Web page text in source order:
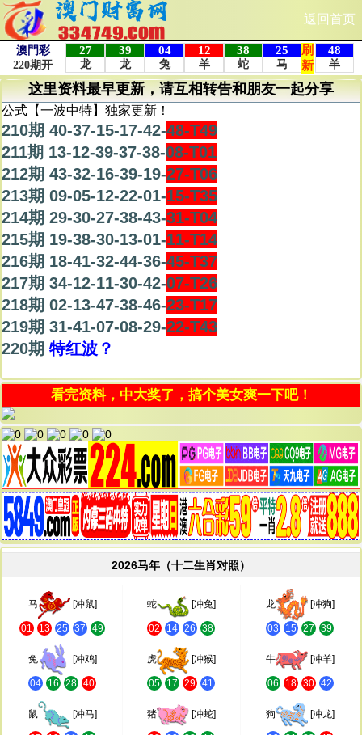
返回首页
这里资料最早更新，请互相转告和朋友一起分享
公式【一波中特】独家更新！
210期 40-37-15-17-42-48-T49
211期 13-12-39-37-38-08-T01
212期 43-32-16-39-19-27-T06
213期 09-05-12-22-01-15-T35
214期 29-30-27-38-43-31-T04
215期 19-38-30-13-01-11-T14
216期 18-41-32-44-36-45-T37
217期 34-12-11-30-42-07-T26
218期 02-13-47-38-46-23-T17
219期 31-41-07-08-29-22-T43
220期 特红波？
看完资料，中大奖了，搞个美女爽一下吧！
2026马年（十二生肖对照）
马 [冲鼠]
01 13 25 37 49
蛇 [冲兔]
02 14 26 38
龙 [冲狗]
03 15 27 39
兔 [冲鸡]
04 16 28 40
虎 [冲猴]
05 17 29 41
牛 [冲羊]
06 18 30 42
鼠 [冲马] 猪 [冲蛇] 狗 [冲龙]